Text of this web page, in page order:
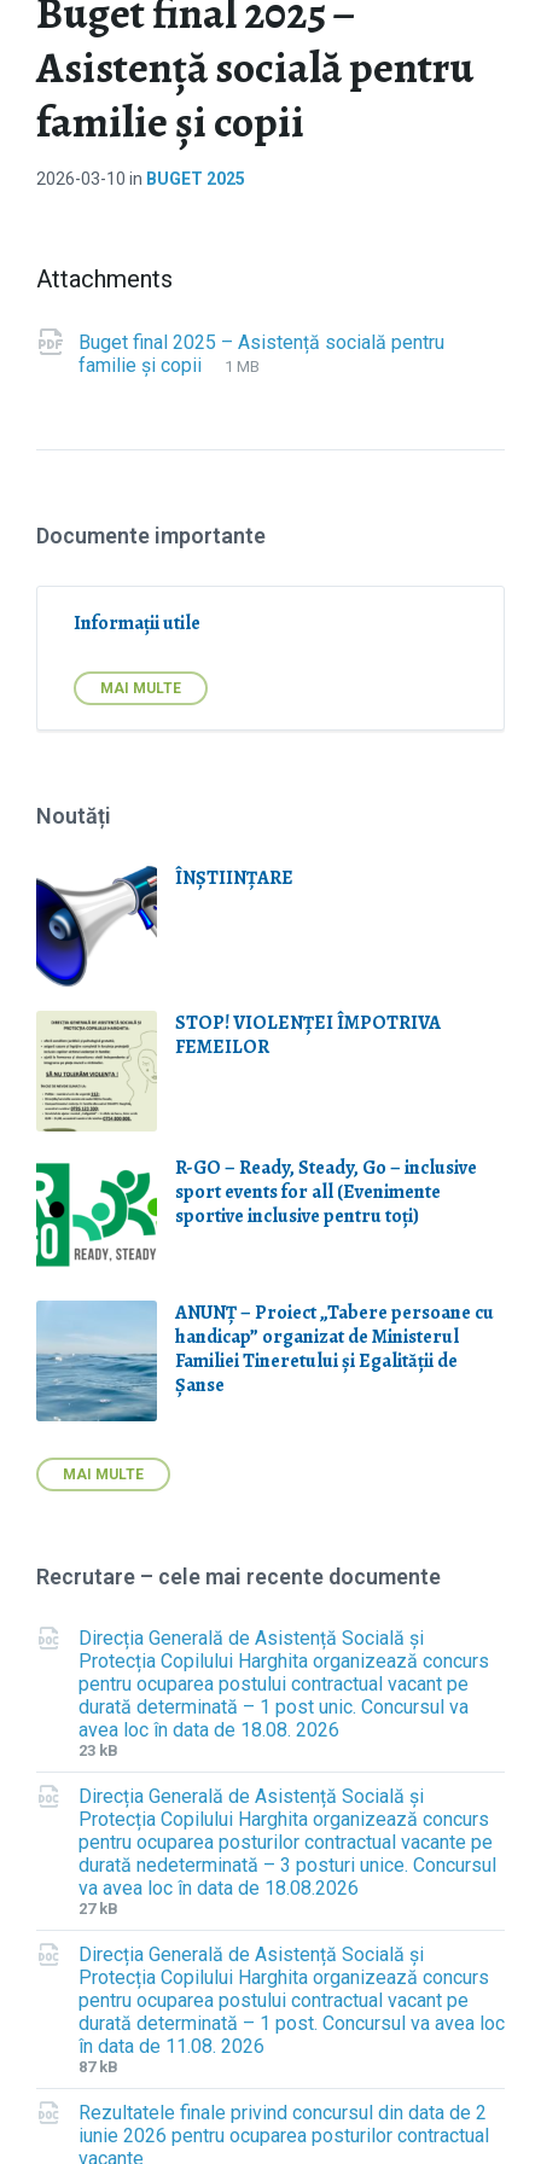
Buget final 2025 –
Asistență socială pentru
familie și copii
2026-03-10 in BUGET 2025
Attachments
Buget final 2025 – Asistență socială pentru
familie și copii
F
e
e
n
pF
s
e
:
1 MB
Documente importante
Informații utile
MAI MULTE
Noutăți
ÎNȘTIINȚARE
STOP! VIOLENŢEI ÎMPOTRIVA
FEMEILOR
R-GO – Ready, Steady, Go – inclusive
sport events for all (Evenimente
sportive inclusive pentru toți)
ANUNȚ – Proiect „Tabere persoane cu
handicap” organizat de Ministerul
Familiei Tineretului și Egalității de
Șanse
MAI MULTE
Recrutare – cele mai recente documente
Direcția Generală de Asistență Socială și
Protecția Copilului Harghita organizează concurs
pentru ocuparea postului contractual vacant pe
durată determinată – 1 post unic. Concursul va
avea loc în data de 18.08. 2026
F
i
l
e
e
x
t
e
n
s
i
o
n
:
d
c
x
F
i
l
e
s
i
z
e
:
23 kB
Direcția Generală de Asistență Socială și
Protecția Copilului Harghita organizează concurs
pentru ocuparea posturilor contractual vacante pe
durată nedeterminată – 3 posturi unice. Concursul
va avea loc în data de 18.08.2026
F
i
l
e
e
x
t
e
n
s
i
F
i
l
e
s
i
z
e
:
27 kB
Direcția Generală de Asistență Socială și
Protecția Copilului Harghita organizează concurs
pentru ocuparea postului contractual vacant pe
durată determinată – 1 post. Concursul va avea loc
în data de 11.08. 2026
F
i
l
e
F
i
l
e
87 kB
Rezultatele finale privind concursul din data de 2
iunie 2026 pentru ocuparea posturilor contractual
vacante